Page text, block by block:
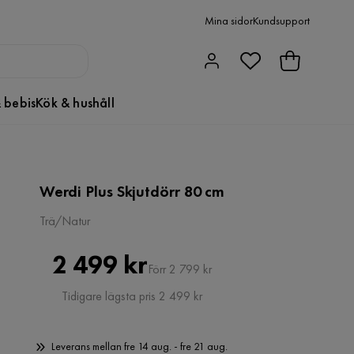
Mina sidorKundsupport
bebisKök & hushåll
Werdi Plus Skjutdörr 80 cm
Trä/Natur
Pris
2 499 krOriginal
Pris
Förr 2 799 kr
Tidigare lägsta pris 2 499 kr
Leverans mellan fre 14 aug. - fre 21 aug.